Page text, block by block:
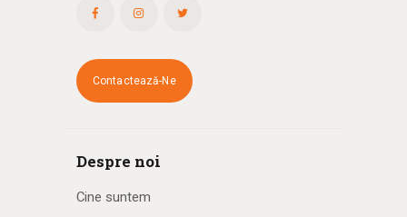
Contactează-Ne
Despre noi
Cine suntem